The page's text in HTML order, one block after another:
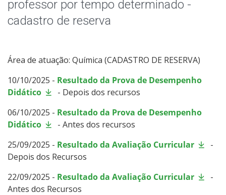
professor por tempo determinado -
cadastro de reserva
Área de atuação: Química (CADASTRO DE RESERVA)
10/10/2025 - Resultado da Prova de Desempenho
Didático
- Depois dos recursos
06/10/2025 - Resultado da Prova de Desempenho
Didático
- Antes dos recursos
25/09/2025 - Resultado da Avaliação Curricular
-
Depois dos Recursos
22/09/2025 - Resultado da Avaliação Curricular
-
Antes dos Recursos